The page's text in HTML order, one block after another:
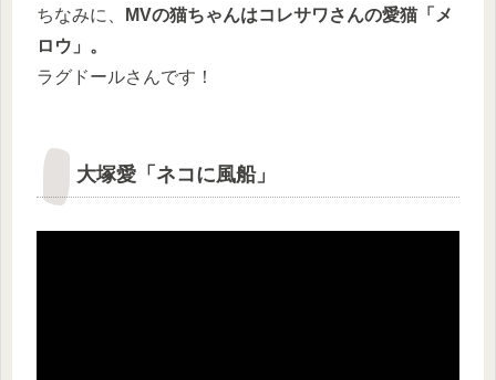
ちなみに、
MVの猫ちゃんはコレサワさんの愛猫「メ
ロウ」。
ラグドールさんです！
大塚愛「ネコに風船」